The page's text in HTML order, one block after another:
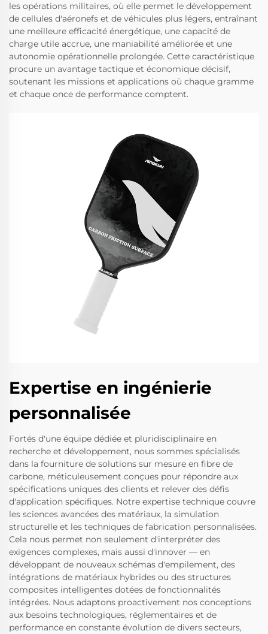
les opérations militaires, où elle permet le développement
de cellules d'aéronefs et de véhicules plus légers, entraînant
une meilleure efficacité énergétique, une capacité de
charge utile accrue, une maniabilité améliorée et une
autonomie opérationnelle prolongée. Cette caractéristique
procure un avantage tactique et économique décisif,
soutenant les missions et applications où chaque gramme
et chaque once de performance comptent.
Expertise en ingénierie
personnalisée
Fortés d'une équipe dédiée et pluridisciplinaire en
recherche et développement, nous sommes spécialisés
dans la fourniture de solutions sur mesure en fibre de
carbone, méticuleusement conçues pour répondre aux
spécifications uniques des clients et relever des défis
d'application spécifiques. Notre expertise technique couvre
les sciences avancées des matériaux, la simulation
structurelle et les techniques de fabrication personnalisées.
Cela nous permet non seulement d'interpréter des
exigences complexes, mais aussi d'innover — en
développant de nouveaux schémas d'empilement, des
intégrations de matériaux hybrides ou des structures
composites intelligentes dotées de fonctionnalités
intégrées. Nous adaptons proactivement nos conceptions
aux besoins technologiques, réglementaires et de
performance en constante évolution de divers secteurs,